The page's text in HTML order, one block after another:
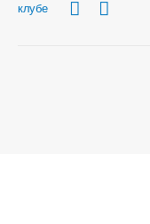
клубе